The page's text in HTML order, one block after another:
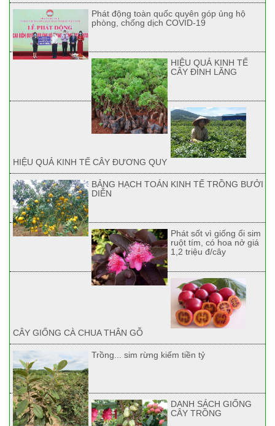
Phát động toàn quốc quyên góp ủng hộ
phòng, chống dịch COVID-19
HIỆU QUẢ KINH TẾ
CÂY ĐINH LĂNG
HIỆU QUẢ KINH TẾ CÂY ĐƯƠNG QUY
BẢNG HẠCH TOÁN KINH TẾ TRỒNG BƯỞI
DIỄN
Phát sốt vì giống ổi sim
ruột tím, có hoa nở giá
1,2 triệu đ/cây
CÂY GIỐNG CÀ CHUA THÂN GỖ
Trồng... sim rừng kiếm tiền tỷ
DANH SÁCH GIỐNG
CÂY TRỒNG